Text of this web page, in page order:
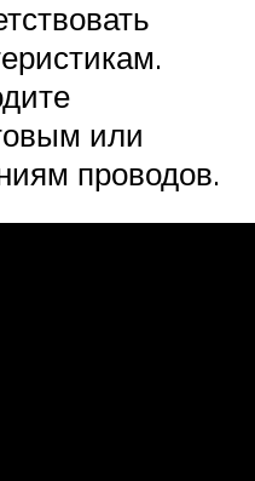
или
проводов.